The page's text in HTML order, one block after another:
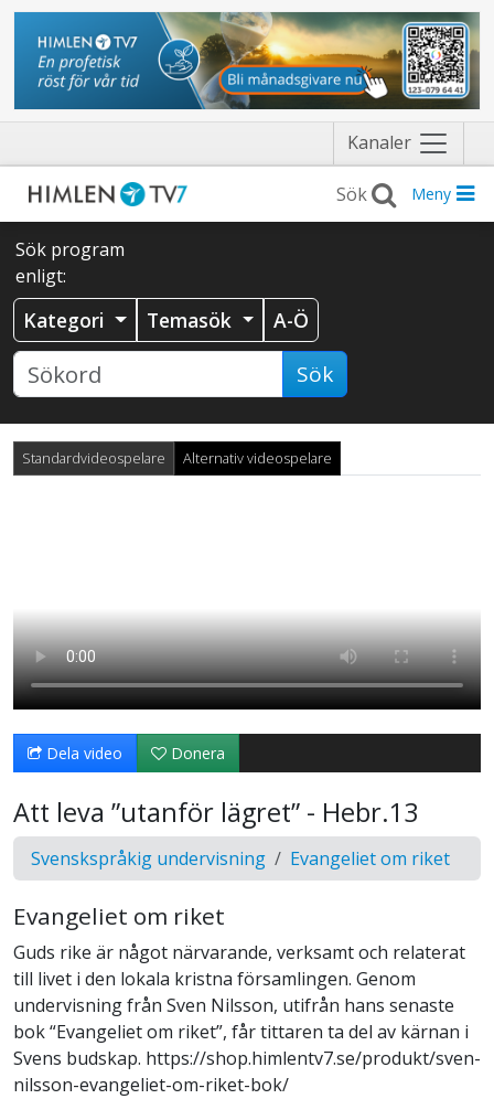
Kanaler Näytä
valikko
Meny
Sök program
enligt:
Kategori Temasök A-Ö
Sök
Standardvideospelare Alternativ videospelare
Dela video Donera
Att leva ”utanför lägret” - Hebr.13
Svenskspråkig undervisning Evangeliet om riket
Evangeliet om riket
Guds rike är något närvarande, verksamt och relaterat
till livet i den lokala kristna församlingen. Genom
undervisning från Sven Nilsson, utifrån hans senaste
bok “Evangeliet om riket”, får tittaren ta del av kärnan i
Svens budskap. https://shop.himlentv7.se/produkt/sven-
nilsson-evangeliet-om-riket-bok/